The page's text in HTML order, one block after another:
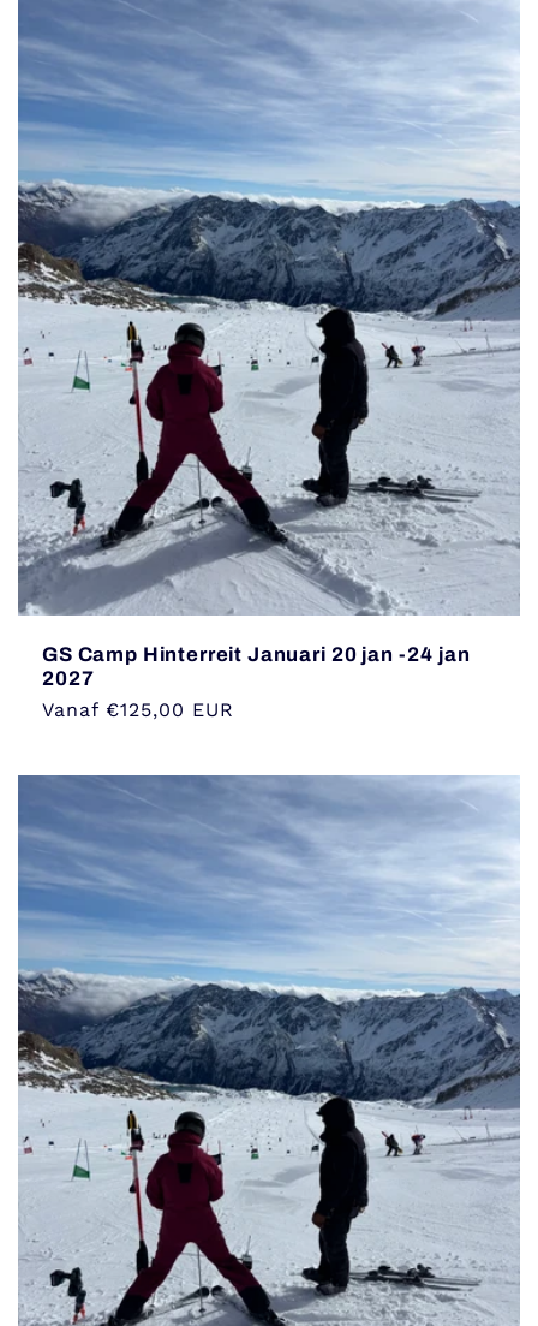
GS Camp Hinterreit Januari 20 jan -24 jan
2027
Normale
Vanaf €125,00 EUR